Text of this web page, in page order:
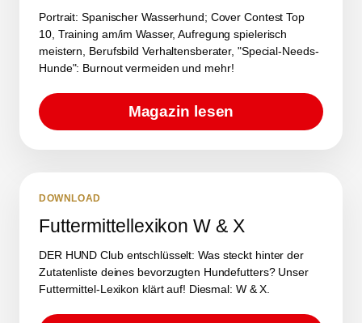
Portrait: Spanischer Wasserhund; Cover Contest Top
10, Training am/im Wasser, Aufregung spielerisch
meistern, Berufsbild Verhaltensberater, "Special-Needs-
Hunde": Burnout vermeiden und mehr!
Magazin lesen
DOWNLOAD
Futtermittellexikon W & X
DER HUND Club entschlüsselt: Was steckt hinter der
Zutatenliste deines bevorzugten Hundefutters? Unser
Futtermittel-Lexikon klärt auf! Diesmal: W & X.